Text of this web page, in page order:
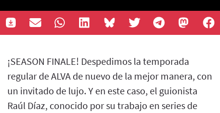
¡SEASON FINALE! Despedimos la temporada
regular de ALVA de nuevo de la mejor manera, con
un invitado de lujo. Y en este caso, el guionista
Raúl Díaz, conocido por su trabajo en series de